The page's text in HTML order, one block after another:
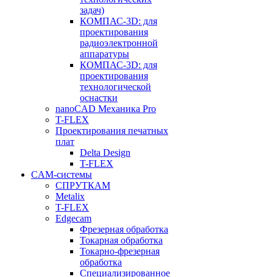
задач)
КОМПАС-3D: для
проектирования
радиоэлектронной
аппаратуры
КОМПАС-3D: для
проектирования
технологической
оснастки
nanoCAD Механика Pro
T-FLEX
Проектирования печатных
плат
Delta Design
T-FLEX
CAM-системы
СПРУТКAM
Metalix
T-FLEX
Edgecam
Фрезерная обработка
Токарная обработка
Токарно-фрезерная
обработка
Специализированное